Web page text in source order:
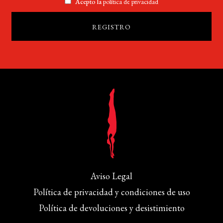
Aviso Legal
Política de privacidad y condiciones de uso
Política de devoluciones y desistimiento